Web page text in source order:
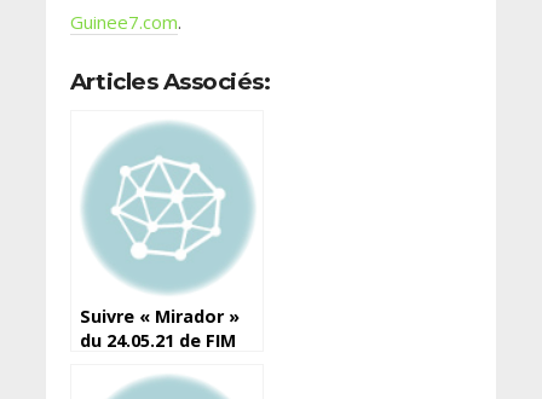
Guinee7.com.
Articles Associés:
Suivre « Mirador »
du 24.05.21 de FIM